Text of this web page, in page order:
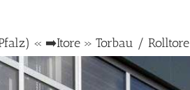
« ➡️Itore » Torbau / Rolltore